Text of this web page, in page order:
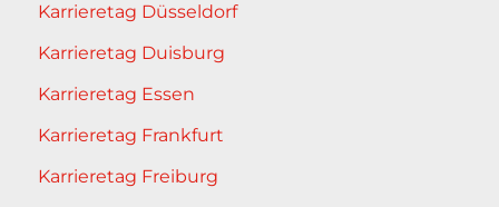
Karrieretag Düsseldorf
Karrieretag Duisburg
Karrieretag Essen
Karrieretag Frankfurt
Karrieretag Freiburg